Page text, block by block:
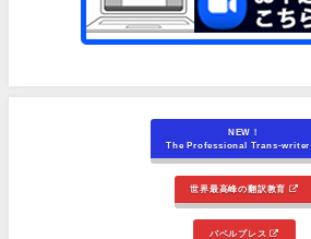
NEW！
The Professional Trans-writer
世界最高峰の翻訳教育
バベルプレス